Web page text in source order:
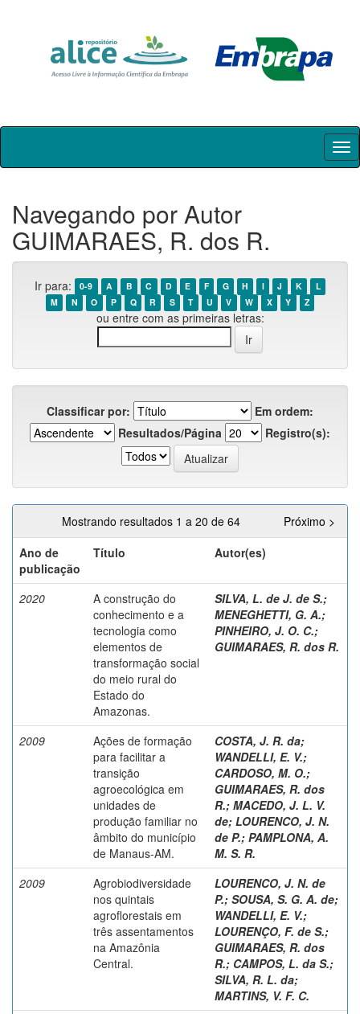
Skip
Navegando por Autor
GUIMARAES, R. dos R.
Ir para: 0-9 A B C D E F G H I J K
L
M
N O P Q R S T U V W X Y Z
ou entre com as primeiras letras:
Classificar por:
Em ordem:
Resultados/Página
Registro(s):
Mostrando resultados 1 a 20 de 64
Próximo >
Ano de
publicação
Título Autor(es)
2020
A construção do
conhecimento e a
tecnologia como
elementos de
transformação social
do meio rural do
Estado do
Amazonas.
SILVA, L. de J. de S.;
MENEGHETTI, G. A.;
PINHEIRO, J. O. C.;
GUIMARAES, R. dos R.
2009
Ações de formação
para facilitar a
transição
agroecológica em
unidades de
produção familiar no
âmbito do município
de Manaus-AM.
COSTA, J. R. da;
WANDELLI, E. V.;
CARDOSO, M. O.;
GUIMARAES, R. dos
R.; MACEDO, J. L. V.
de; LOURENCO, J. N.
de P.; PAMPLONA, A.
M. S. R.
2009
Agrobiodiversidade
nos quintais
agroflorestais em
três assentamentos
na Amazônia
Central.
LOURENCO, J. N. de
P.; SOUSA, S. G. A. de;
WANDELLI, E. V.;
LOURENÇO, F. de S.;
GUIMARAES, R. dos
R.; CAMPOS, L. da S.;
SILVA, R. L. da;
MARTINS, V. F. C.